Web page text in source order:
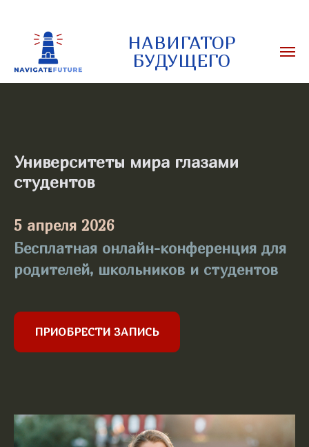
НАВИГАТОР
БУДУЩЕГО
Университеты мира глазами
студентов
5 апреля 2026
Бесплатная онлайн-конференция для
родителей, школьников и студентов
ПРИОБРЕСТИ ЗАПИСЬ